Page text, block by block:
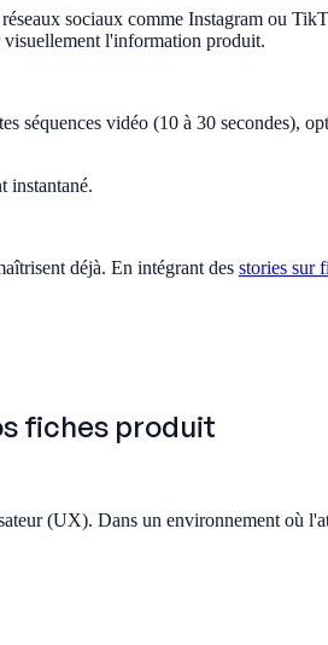
sociaux comme Instagram ou
visuellement l'information produit.
séquences vidéo (10 à 30 secondes),
instantané.
déjà. En intégrant des stories sur
fiches produit
(UX). Dans un environnement où